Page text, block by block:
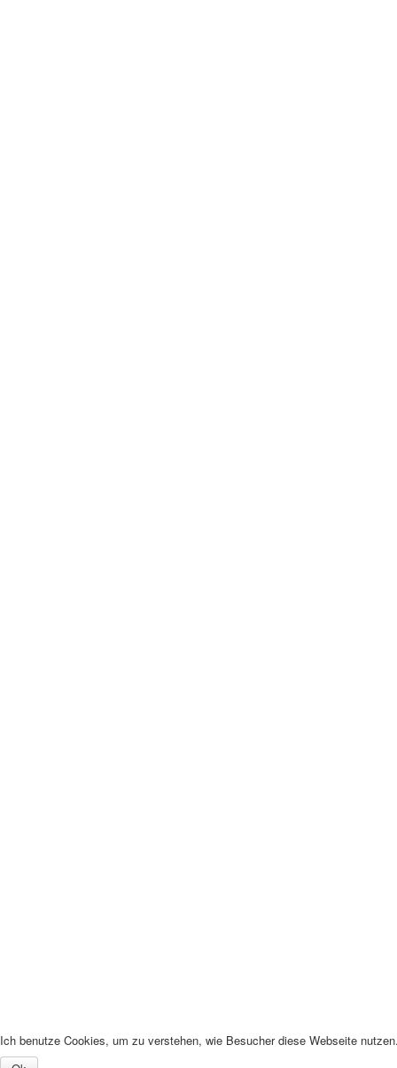
Ich benutze Cookies, um zu verstehen, wie Besucher diese Webseite